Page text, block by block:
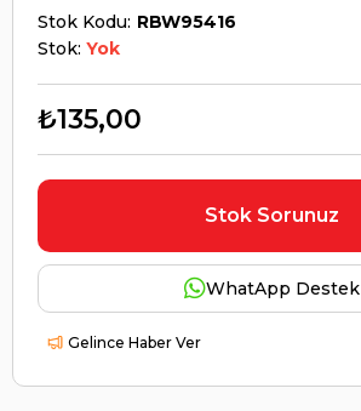
Stok Kodu RBW95416
Stok: Yok
₺135,00
Stok Sorunuz
WhatApp Destek
Gelince Haber Ver